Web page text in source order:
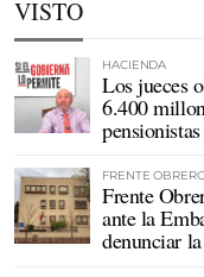
VISTO
HACIENDA
Los jueces
6.400
FRENTE
Frente
ante la
denunciar